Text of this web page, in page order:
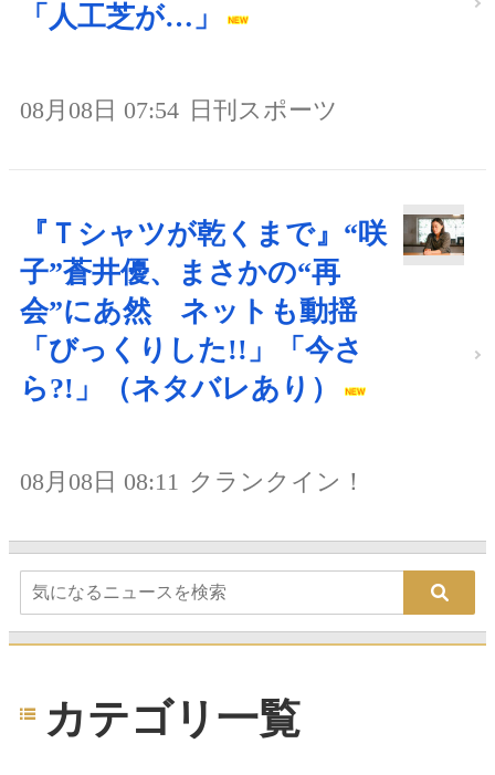
「人工芝が…」
08月08日 07:54 日刊スポーツ
『Ｔシャツが乾くまで』“咲
子”蒼井優、まさかの“再
会”にあ然 ネットも動揺
「びっくりした!!」「今さ
ら?!」（ネタバレあり）
08月08日 08:11 クランクイン！
カテゴリ一覧